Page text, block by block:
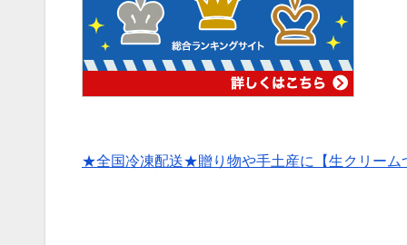
★全国冷凍配送★贈り物や手土産に【生クリーム